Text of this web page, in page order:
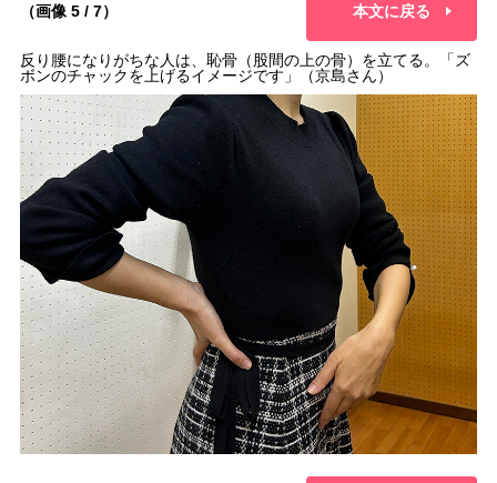
（画像 5 / 7） 本文に戻る
反り腰になりがちな人は、恥骨（股間の上の骨）を立てる。「ズ
ボンのチャックを上げるイメージです」（京島さん）